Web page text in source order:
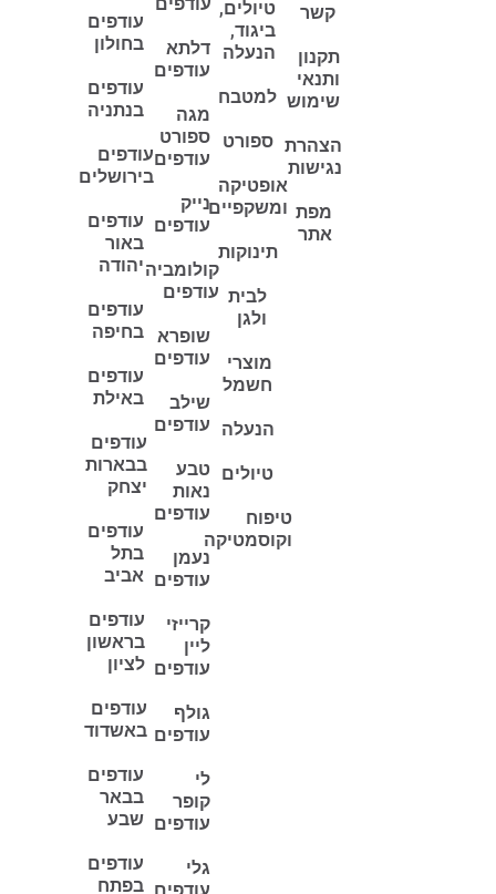
קשר
תקנון
ותנאי
שימוש
הצהרת
נגישות
מפת
אתר
טיולים,
ביגוד,
הנעלה
למטבח
ספורט
אופטיקה
ומשקפיים
תינוקות
לבית
ולגן
מוצרי
חשמל
הנעלה
טיולים
טיפוח
וקוסמטיקה
דלתא
עודפים
מגה
ספורט
עודפים
נייק
עודפים
קולומביה
עודפים
שופרא
עודפים
שילב
עודפים
טבע
נאות
עודפים
נעמן
עודפים
קרייזי
ליין
עודפים
גולף
עודפים
לי
קופר
עודפים
גלי
עודפים
בחולון
עודפים
בנתניה
עודפים
בירושלים
עודפים
באור
יהודה
עודפים
בחיפה
עודפים
באילת
עודפים
בבארות
יצחק
עודפים
בתל
אביב
עודפים
בראשון
לציון
עודפים
באשדוד
עודפים
בבאר
שבע
עודפים
בפתח